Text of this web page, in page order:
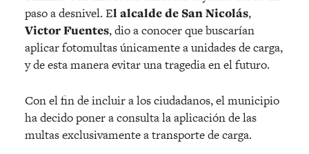
paso a desnivel. El alcalde de San Nicolás,
Victor Fuentes, dio a conocer que buscarían
aplicar fotomultas únicamente a unidades de carga,
y de esta manera evitar una tragedia en el futuro.
Con el fin de incluir a los ciudadanos, el municipio
ha decido poner a consulta la aplicación de las
multas exclusivamente a transporte de carga.